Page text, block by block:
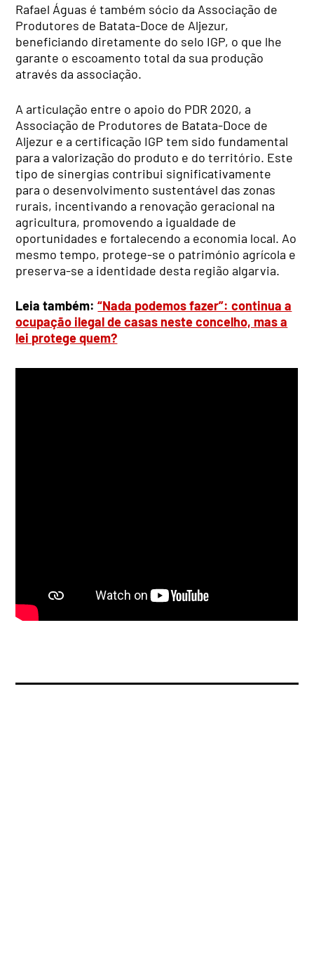
Rafael Águas é também sócio da Associação de
Produtores de Batata-Doce de Aljezur,
beneficiando diretamente do selo IGP, o que lhe
garante o escoamento total da sua produção
através da associação.
A articulação entre o apoio do PDR 2020, a
Associação de Produtores de Batata-Doce de
Aljezur e a certificação IGP tem sido fundamental
para a valorização do produto e do território. Este
tipo de sinergias contribui significativamente
para o desenvolvimento sustentável das zonas
rurais, incentivando a renovação geracional na
agricultura, promovendo a igualdade de
oportunidades e fortalecendo a economia local. Ao
mesmo tempo, protege-se o património agrícola e
preserva-se a identidade desta região algarvia.
Leia também:“Nada podemos fazer”: continua a
ocupação ilegal de casas neste concelho, mas a
lei protege quem?